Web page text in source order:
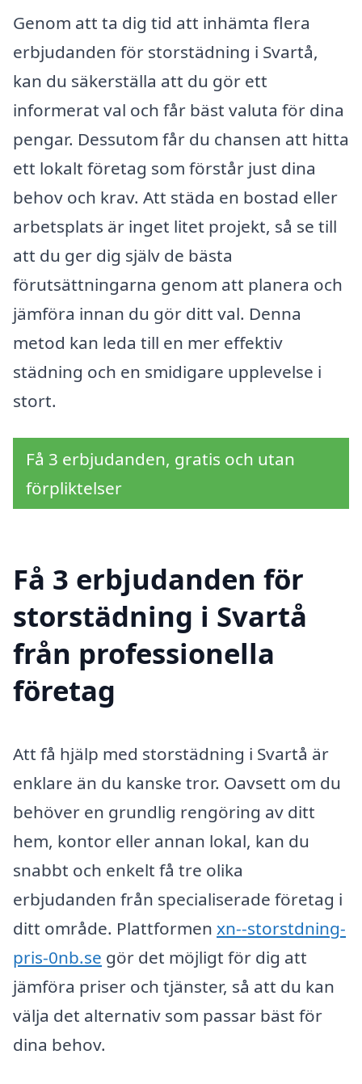
Genom att ta dig tid att inhämta flera
erbjudanden för storstädning i Svartå,
kan du säkerställa att du gör ett
informerat val och får bäst valuta för dina
pengar. Dessutom får du chansen att hitta
ett lokalt företag som förstår just dina
behov och krav. Att städa en bostad eller
arbetsplats är inget litet projekt, så se till
att du ger dig själv de bästa
förutsättningarna genom att planera och
jämföra innan du gör ditt val. Denna
metod kan leda till en mer effektiv
städning och en smidigare upplevelse i
stort.
Få 3 erbjudanden, gratis och utan
förpliktelser
Få 3 erbjudanden för
storstädning i Svartå
från professionella
företag
Att få hjälp med storstädning i Svartå är
enklare än du kanske tror. Oavsett om du
behöver en grundlig rengöring av ditt
hem, kontor eller annan lokal, kan du
snabbt och enkelt få tre olika
erbjudanden från specialiserade företag i
ditt område. Plattformen xn--storstdning-
pris-0nb.se gör det möjligt för dig att
jämföra priser och tjänster, så att du kan
välja det alternativ som passar bäst för
dina behov.